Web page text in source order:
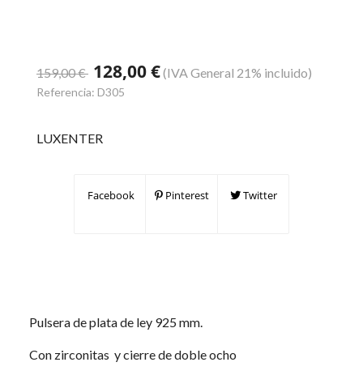
159,00 € 128,00 €(IVA General 21% incluido)
Referencia: D305
LUXENTER
Facebook Pinterest Twitter
Pulsera de plata de ley 925 mm.
Con zirconitas y cierre de doble ocho